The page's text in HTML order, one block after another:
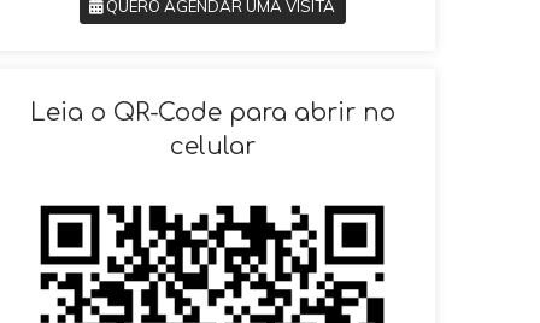
QUERO AGENDAR UMA VISITA
VOLTAR
Leia o QR-Code para abrir no
celular